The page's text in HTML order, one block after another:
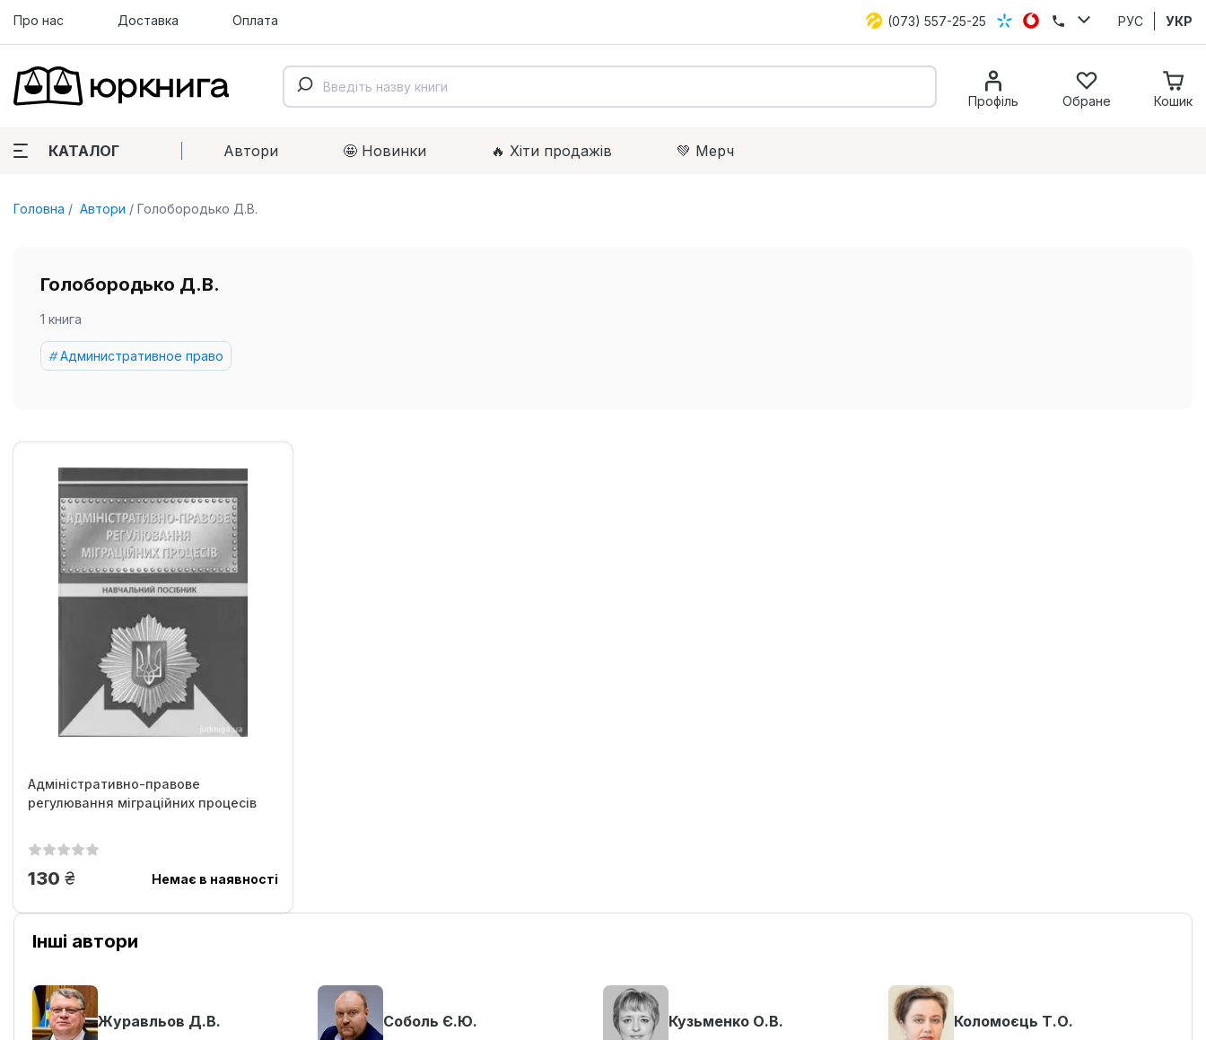
Про нас Доставка Оплата (073) 557-25-25 РУС УКР
Профіль Обране Кошик
КАТАЛОГ Автори 🤩 Новинки 🔥 Xіти продажів 💚 Мерч
Головна Автори Голобородько Д.В.
Голобородько Д.В.
1 книга
Административное право
Адміністративно-правове
регулювання міграційних процесів
130 грн. Немає в наявності
Інші автори
Журавльов Д.В. Соболь Є.Ю. Кузьменко О.В. Коломоєць Т.О.